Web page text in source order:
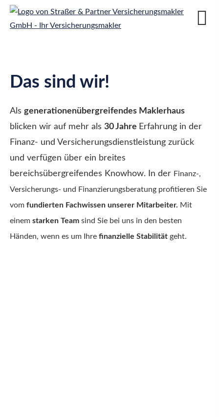
Das sind wir!
Als generationenübergreifendes Maklerhaus
blicken wir auf mehr als 30 Jahre Erfahrung in der
Finanz- und Versicherungsdienstleistung zurück
und verfügen über ein breites
bereichsübergreifendes Knowhow. In der Finanz-,
Versicherungs- und Finanzierungsberatung profitieren Sie
vom fundierten Fachwissen unserer Mitarbeiter. Mit
einem starken Team sind Sie bei uns in den besten
Händen, wenn es um Ihre finanzielle Stabilität geht.